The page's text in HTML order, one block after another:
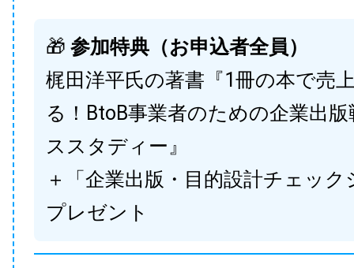
🎁 参加特典（お申込者全員）
梶田洋平氏の著書『1冊の本で売
る！BtoB事業者のための企業出
ススタディー』
＋「企業出版・目的設計チェック
プレゼント